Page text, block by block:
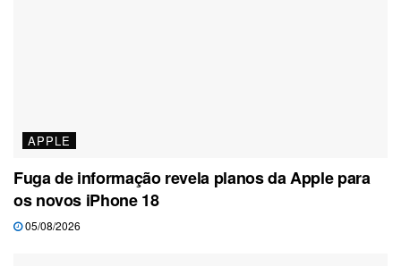
APPLE
Fuga de informação revela planos da Apple para
os novos iPhone 18
05/08/2026